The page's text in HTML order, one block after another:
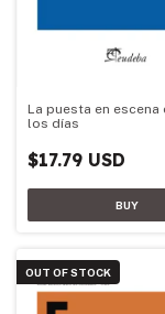
La puesta en
los días
$17.79 USD
OUT OF STOCK